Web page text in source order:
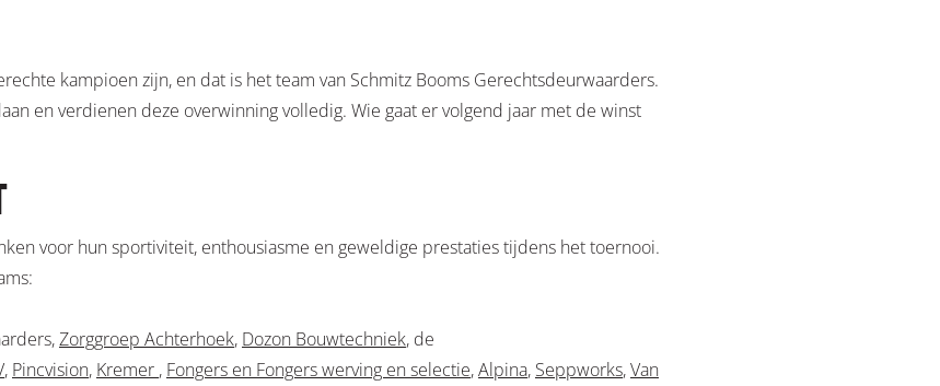
kampioen zijn, en dat is het team van Schmitz Booms Gerechtsdeurwaarders.
en verdienen deze overwinning volledig. Wie gaat er volgend jaar met de winst
voor hun sportiviteit, enthousiasme en geweldige prestaties tijdens het toernooi.
Zorggroep Achterhoek, Dozon Bouwtechniek, de
, Pincvision, Kremer , Fongers en Fongers werving en selectie,Alpina, Seppworks,Van